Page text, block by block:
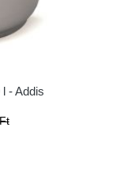
- Addis